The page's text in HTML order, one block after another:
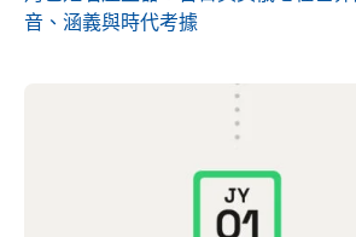
音、涵義與時代考據